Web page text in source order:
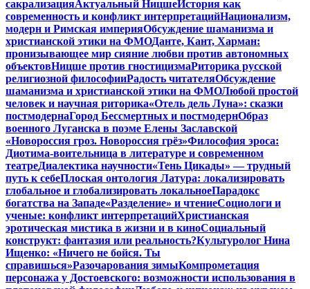
сакрализацияАктуальный НицшеИстория как
современность и конфликт интерпретацийНационализм,
модерн и Римская империяОбсуждение шаманизма и
христианской этики на ФМОДанте, Кант, Харман:
пронизывающее мир сияние любви против автономных
объектовНицше против гностицизмаРиторика русской
религиозной философииРадость читателяОбсуждение
шаманизма и христианской этики на ФМОЛюбой простой
человек и научная риторика«Отель дель Луна»: сказки
постмодернаГород Бессмертных и постмодернОбраз
военного Луганска в поэме Елены Заславской
«Новороссия гроз. Новороссия грёз»Философия эроса:
Диотима-воительница в литературе и современном
театреДиалектика научности«Тень Цикады» — трудный
путь к себеПлоская онтология Латура: локализировать
глобальное и глобализировать локальноеПарадокс
богатства на Западе«Разделение» и чтениеСоциологи и
ученые: конфликт интерпретацийХристианская
эротическая мистика в жизни и в киноСоциальный
конструкт: фантазия или реальность?Культуролог Нина
Ищенко: «Ничего не бойся. Ты
справишься»Разочарования зимыКомпрометация
персонажа у Достоевского: возможности использования в